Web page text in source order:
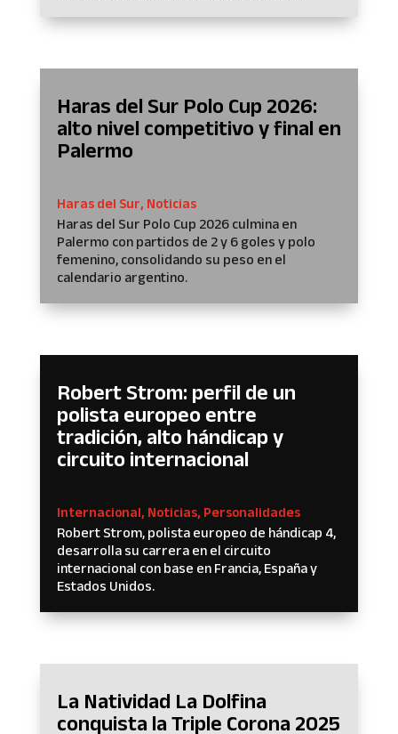
Haras del Sur Polo Cup 2026:
alto nivel competitivo y final en
Palermo
Haras del Sur, Noticias
Haras del Sur Polo Cup 2026 culmina en
Palermo con partidos de 2 y 6 goles y polo
femenino, consolidando su peso en el
calendario argentino.
Robert Strom: perfil de un
polista europeo entre
tradición, alto hándicap y
circuito internacional
Internacional, Noticias, Personalidades
Robert Strom, polista europeo de hándicap 4,
desarrolla su carrera en el circuito
internacional con base en Francia, España y
Estados Unidos.
La Natividad La Dolfina
conquista la Triple Corona 2025